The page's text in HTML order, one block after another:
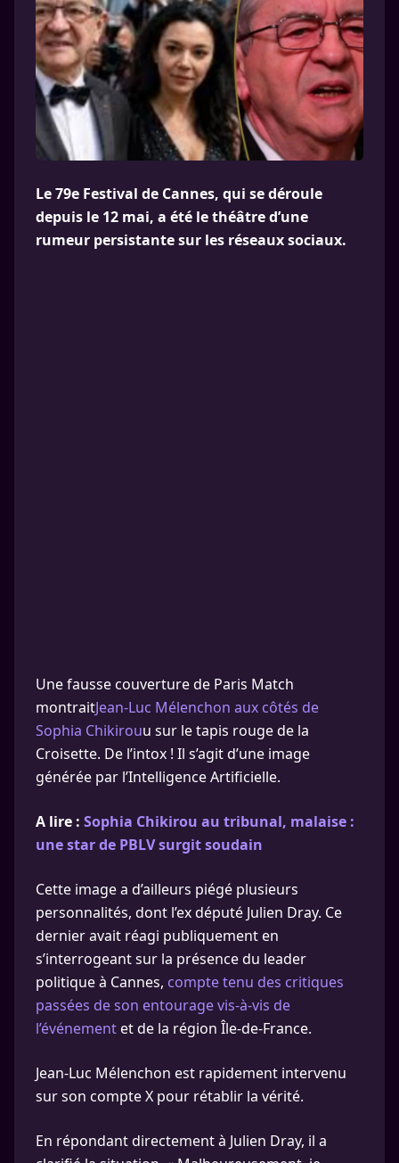
Le 79e Festival de Cannes, qui se déroule
depuis le 12 mai, a été le théâtre d’une
rumeur persistante sur les réseaux sociaux.
Une fausse couverture de Paris Match
montraitJean-Luc Mélenchon aux côtés de
Sophia Chikirouu sur le tapis rouge de la
Croisette. De l’intox ! Il s’agit d’une image
générée par l’Intelligence Artificielle.
A lire : Sophia Chikirou au tribunal, malaise :
une star de PBLV surgit soudain
Cette image a d’ailleurs piégé plusieurs
personnalités, dont l’ex député Julien Dray. Ce
dernier avait réagi publiquement en
s’interrogeant sur la présence du leader
politique à Cannes, compte tenu des critiques
passées de son entourage vis-à-vis de
l’événement et de la région Île-de-France.
Jean-Luc Mélenchon est rapidement intervenu
sur son compte X pour rétablir la vérité.
En répondant directement à Julien Dray, il a